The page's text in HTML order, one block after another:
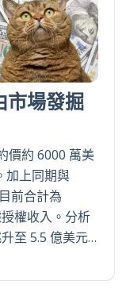
市場發掘
價約 6000 萬美
加上同期與
前合計為
權收入。分析
至 5.5 億美元…